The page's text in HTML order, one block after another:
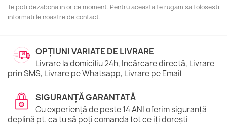
Te poti dezabona in orice moment. Pentru aceasta te rugam sa folosesti
informatiile noastre de contact.
OPȚIUNI VARIATE DE LIVRARE
Livrare la domiciliu 24h, Incărcare directă, Livrare
prin SMS, Livrare pe Whatsapp, Livrare pe Email
SIGURANȚĂ GARANTATĂ
Cu experiență de peste 14 ANI oferim siguranță
deplină pt. ca tu să poți comanda tot ce iți dorești